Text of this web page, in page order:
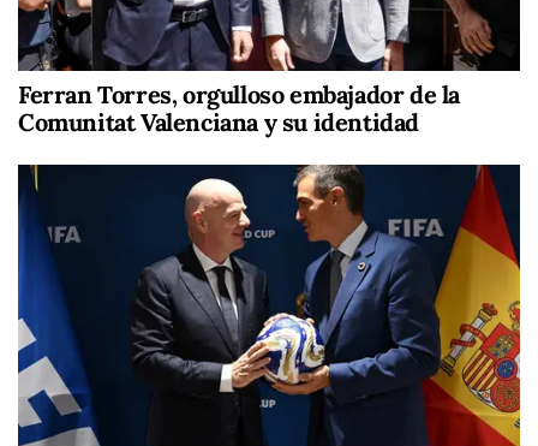
Ferran Torres, orgulloso embajador de la
Comunitat Valenciana y su identidad